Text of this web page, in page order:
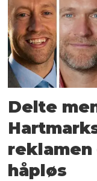
Delte
reklamen
håpløs